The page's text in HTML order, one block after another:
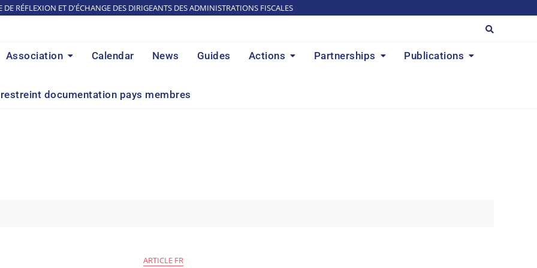
DE RÉFLEXION ET D'ÉCHANGE DES DIRIGEANTS DES ADMINISTRATIONS FISCALES
Association Calendar News Guides Actions Partnerships Publications
documentation pays membres
ARTICLE FR